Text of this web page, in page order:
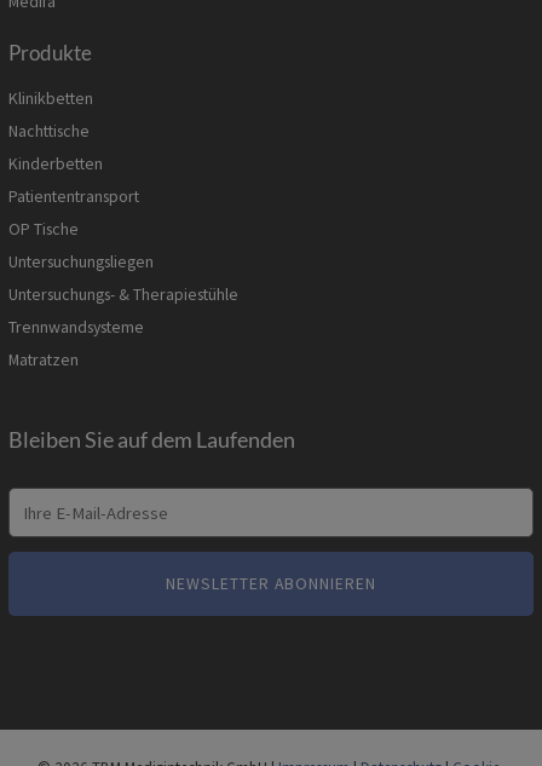
Produkte
Klinikbetten
Nachttische
Kinderbetten
Patiententransport
OP Tische
Untersuchungsliegen
Untersuchungs- & Therapiestühle
Trennwandsysteme
Matratzen
Bleiben Sie auf dem Laufenden